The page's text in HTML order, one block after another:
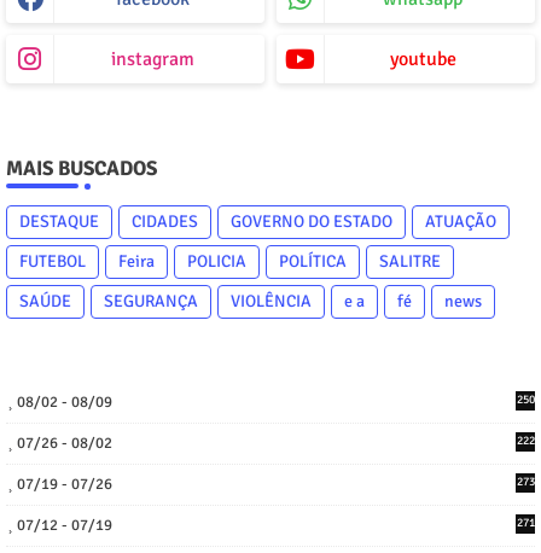
instagram youtube
MAIS BUSCADOS
DESTAQUE CIDADES GOVERNO DO ESTADO
ATUAÇÃO
FUTEBOL
Feira POLICIA POLÍTICA
SALITRE
SAÚDE
SEGURANÇA VIOLÊNCIA e a fé news
08/02 - 08/09 250
07/26 - 08/02 222
07/19 - 07/26 273
07/12 - 07/19 271